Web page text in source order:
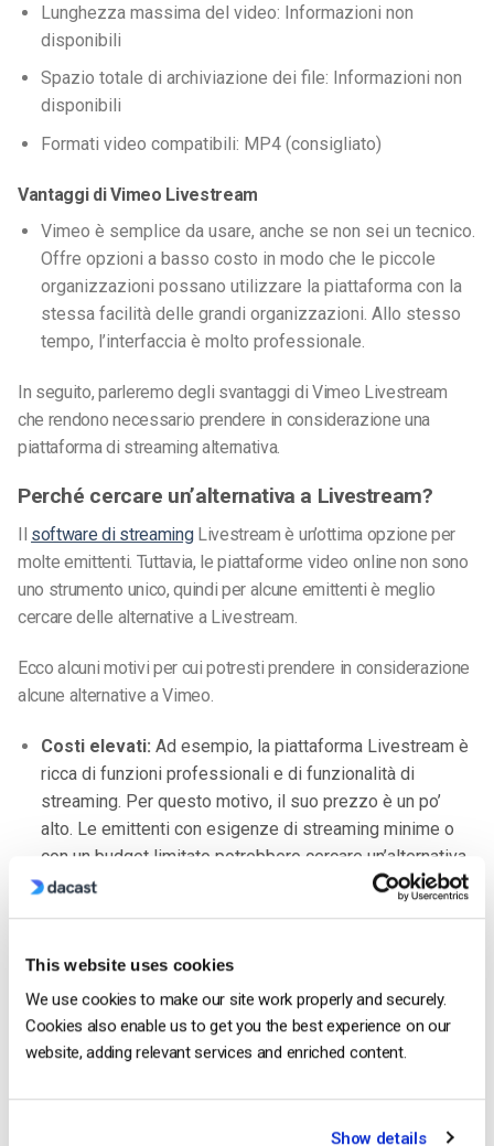
This website uses cookies
We use cookies to make our site work properly and securely.
Cookies also enable us to get you the best experience on our
website, adding relevant services and enriched content.
Show details
Lunghezza massima del video: Informazioni non
disponibili
Spazio totale di archiviazione dei file: Informazioni non
disponibili
Formati video compatibili: MP4 (consigliato)
Vantaggi di Vimeo Livestream
Vimeo è semplice da usare, anche se non sei un tecnico.
Offre opzioni a basso costo in modo che le piccole
organizzazioni possano utilizzare la piattaforma con la
stessa facilità delle grandi organizzazioni. Allo stesso
tempo, l’interfaccia è molto professionale.
In seguito, parleremo degli svantaggi di Vimeo Livestream
che rendono necessario prendere in considerazione una
piattaforma di streaming alternativa.
Perché cercare un’alternativa a Livestream?
Il software di streamingLivestream è un’ottima opzione per
molte emittenti. Tuttavia, le piattaforme video online non sono
uno strumento unico, quindi per alcune emittenti è meglio
cercare delle alternative a Livestream.
Ecco alcuni motivi per cui potresti prendere in considerazione
alcune alternative a Vimeo.
Costi elevati: Ad esempio, la piattaforma Livestream è
ricca di funzioni professionali e di funzionalità di
streaming. Per questo motivo, il suo prezzo è un po’
alto. Le emittenti con esigenze di streaming minime o
con un budget limitato potrebbero cercare un’alternativa
a Livestream.
Personalizzazione limitata:Rispetto ad alcune
opzioni di personalizzazione di Vimeo Livestream sono
limitate. Questo lo rende meno adatto per il branding o
per le aziende che vogliono personalizzare l’esperienza
dei propri clienti.
Larghezza di banda limitata:Rispetto ad altri